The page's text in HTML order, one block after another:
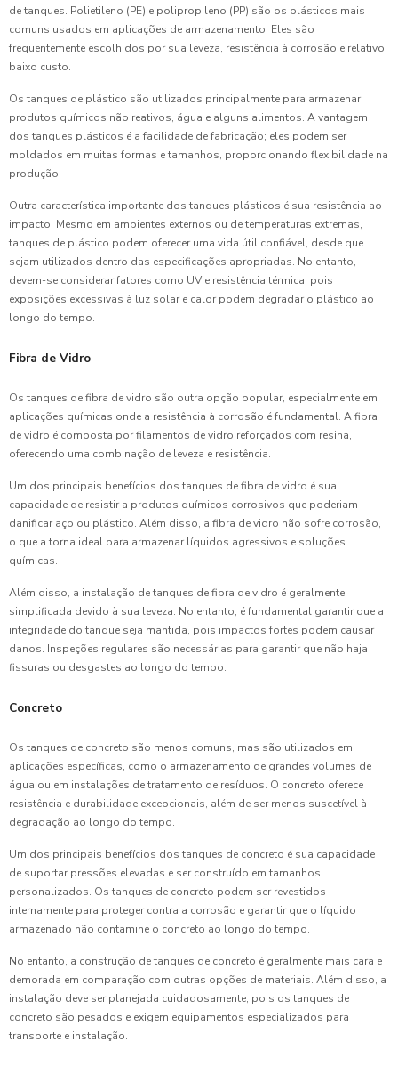
de tanques. Polietileno (PE) e polipropileno (PP) são os plásticos mais
comuns usados em aplicações de armazenamento. Eles são
frequentemente escolhidos por sua leveza, resistência à corrosão e relativo
baixo custo.
Os tanques de plástico são utilizados principalmente para armazenar
produtos químicos não reativos, água e alguns alimentos. A vantagem
dos tanques plásticos é a facilidade de fabricação; eles podem ser
moldados em muitas formas e tamanhos, proporcionando flexibilidade na
produção.
Outra característica importante dos tanques plásticos é sua resistência ao
impacto. Mesmo em ambientes externos ou de temperaturas extremas,
tanques de plástico podem oferecer uma vida útil confiável, desde que
sejam utilizados dentro das especificações apropriadas. No entanto,
devem-se considerar fatores como UV e resistência térmica, pois
exposições excessivas à luz solar e calor podem degradar o plástico ao
longo do tempo.
Fibra de Vidro
Os tanques de fibra de vidro são outra opção popular, especialmente em
aplicações químicas onde a resistência à corrosão é fundamental. A fibra
de vidro é composta por filamentos de vidro reforçados com resina,
oferecendo uma combinação de leveza e resistência.
Um dos principais benefícios dos tanques de fibra de vidro é sua
capacidade de resistir a produtos químicos corrosivos que poderiam
danificar aço ou plástico. Além disso, a fibra de vidro não sofre corrosão,
o que a torna ideal para armazenar líquidos agressivos e soluções
químicas.
Além disso, a instalação de tanques de fibra de vidro é geralmente
simplificada devido à sua leveza. No entanto, é fundamental garantir que a
integridade do tanque seja mantida, pois impactos fortes podem causar
danos. Inspeções regulares são necessárias para garantir que não haja
fissuras ou desgastes ao longo do tempo.
Concreto
Os tanques de concreto são menos comuns, mas são utilizados em
aplicações específicas, como o armazenamento de grandes volumes de
água ou em instalações de tratamento de resíduos. O concreto oferece
resistência e durabilidade excepcionais, além de ser menos suscetível à
degradação ao longo do tempo.
Um dos principais benefícios dos tanques de concreto é sua capacidade
de suportar pressões elevadas e ser construído em tamanhos
personalizados. Os tanques de concreto podem ser revestidos
internamente para proteger contra a corrosão e garantir que o líquido
armazenado não contamine o concreto ao longo do tempo.
No entanto, a construção de tanques de concreto é geralmente mais cara e
demorada em comparação com outras opções de materiais. Além disso, a
instalação deve ser planejada cuidadosamente, pois os tanques de
concreto são pesados e exigem equipamentos especializados para
transporte e instalação.